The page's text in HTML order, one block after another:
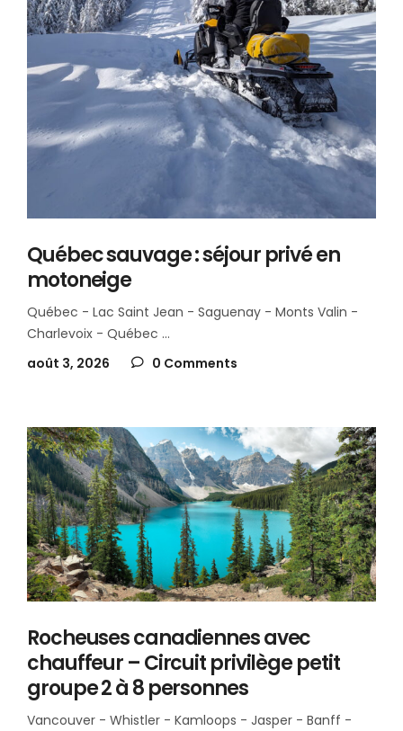
Québec sauvage : séjour privé en
motoneige
Québec - Lac Saint Jean - Saguenay - Monts Valin -
Charlevoix - Québec
août 3, 2026
0 Comments
Rocheuses canadiennes avec
chauffeur – Circuit privilège petit
groupe 2 à 8 personnes
Vancouver - Whistler - Kamloops - Jasper - Banff -